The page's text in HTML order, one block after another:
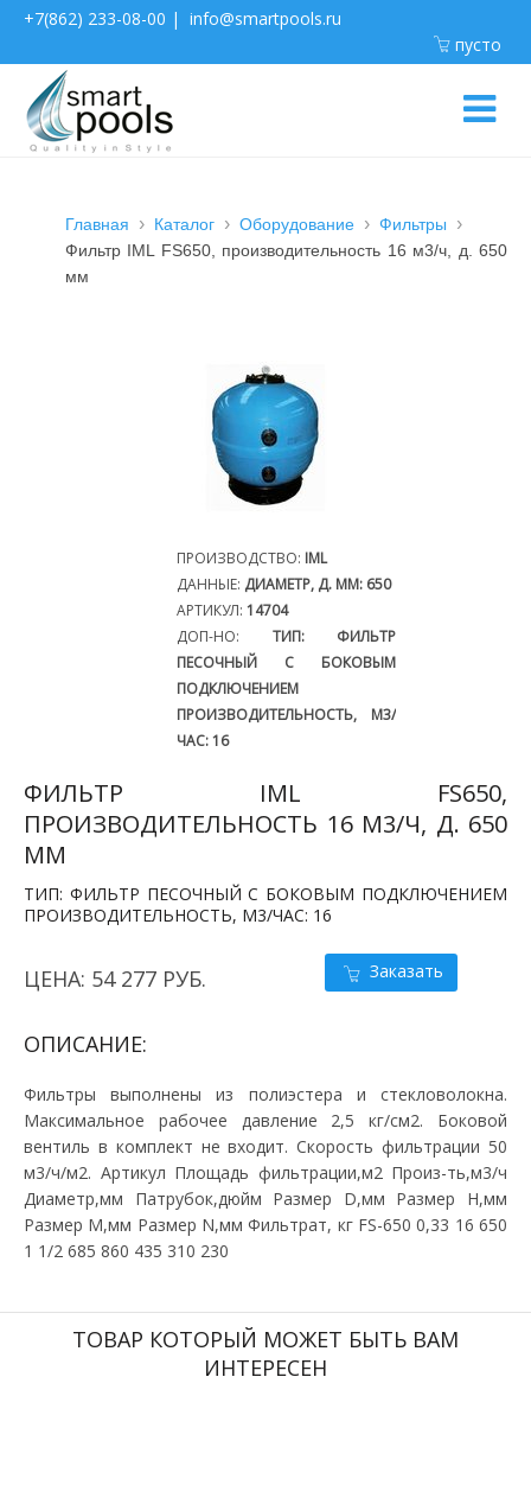
+7(862) 233-08-00 | info@smartpools.ru
пусто
Главная Каталог Оборудование
Фильтры
Фильтр IML FS650, производительность 16 м3/ч, д. 650
мм
ПРОИЗВОДСТВО: IML
ДАННЫЕ: ДИАМЕТР, Д. ММ: 650
АРТИКУЛ: 14704
ДОП-НО: ТИП: ФИЛЬТР
ПЕСОЧНЫЙ С БОКОВЫМ
ПОДКЛЮЧЕНИЕМ
ПРОИЗВОДИТЕЛЬНОСТЬ, М3/
ЧАС: 16
ФИЛЬТР IML FS650,
ПРОИЗВОДИТЕЛЬНОСТЬ 16 М3/Ч, Д. 650
ММ
ТИП: ФИЛЬТР ПЕСОЧНЫЙ С БОКОВЫМ ПОДКЛЮЧЕНИЕМ
ПРОИЗВОДИТЕЛЬНОСТЬ, М3/ЧАС: 16
ЦЕНА: 54 277 РУБ. Заказать
ОПИСАНИЕ:
Фильтры выполнены из полиэстера и стекловолокна.
Максимальное рабочее давление 2,5 кг/см2. Боковой
вентиль в комплект не входит. Скорость фильтрации 50
м3/ч/м2. Артикул Площадь фильтрации,м2 Произ-ть,м3/ч
Диаметр,мм Патрубок,дюйм Размер D,мм Размер H,мм
Размер M,мм Размер N,мм Фильтрат, кг FS-650 0,33 16 650
1 1/2 685 860 435 310 230
ТОВАР КОТОРЫЙ МОЖЕТ БЫТЬ ВАМ
ИНТЕРЕСЕН